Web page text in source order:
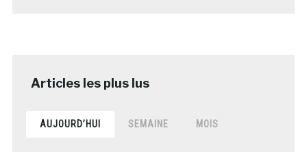
AUJOURD’HUI SEMAINE MOIS